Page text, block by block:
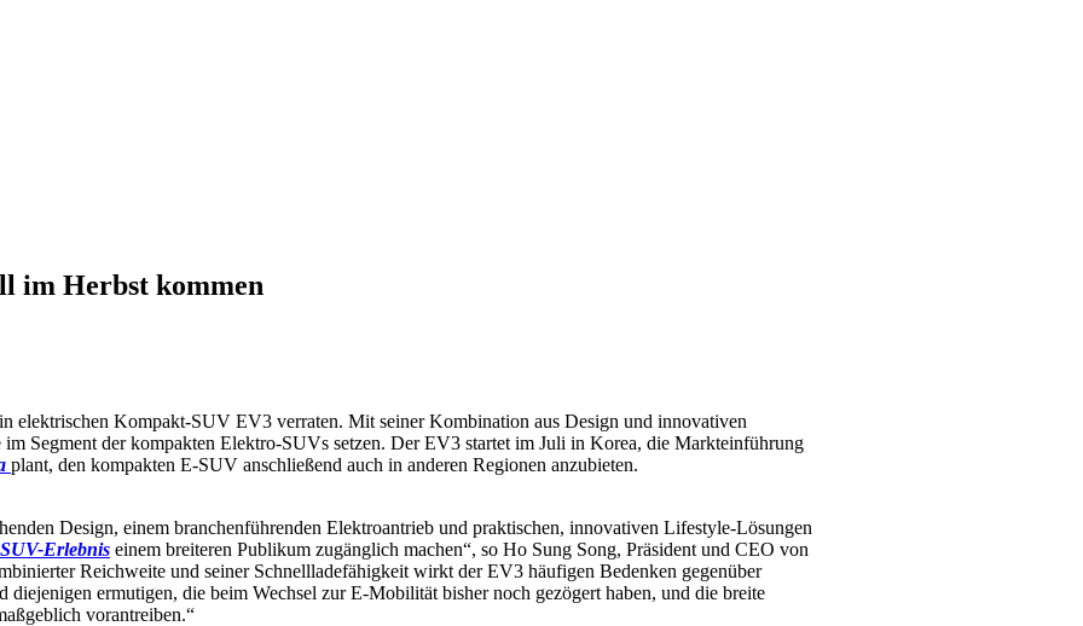
im Herbst kommen
elektrischen Kompakt-SUV EV3 verraten. Mit seiner Kombination aus Design und innovativen
im Segment der kompakten Elektro-SUVs setzen. Der EV3 startet im Juli in Korea, die Markteinführung
plant, den kompakten E-SUV anschließend auch in anderen Regionen anzubieten.
Design, einem branchenführenden Elektroantrieb und praktischen, innovativen Lifestyle-Lösungen
Erlebnis einem breiteren Publikum zugänglich machen“, so Ho Sung Song, Präsident und CEO von
Reichweite und seiner Schnellladefähigkeit wirkt der EV3 häufigen Bedenken gegenüber
diejenigen ermutigen, die beim Wechsel zur E-Mobilität bisher noch gezögert haben, und die breite
vorantreiben.“